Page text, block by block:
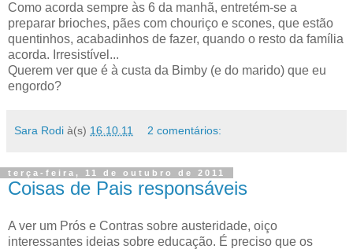
Como acorda sempre às 6 da manhã, entretém-se a
preparar brioches, pães com chouriço e scones, que estão
quentinhos, acabadinhos de fazer, quando o resto da família
acorda. Irresistível...
Querem ver que é à custa da Bimby (e do marido) que eu
engordo?
Sara Rodi à(s) 16.10.11 2 comentários:
terça-feira, 11 de outubro de 2011
Coisas de Pais responsáveis
A ver um Prós e Contras sobre austeridade, oiço
interessantes ideias sobre educação. É preciso que os